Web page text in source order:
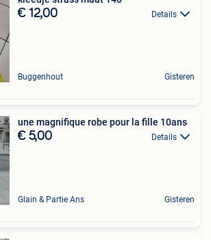
€ 12,00 Details
Buggenhout Gisteren
une magnifique robe pour la fille 10ans
€ 5,00 Details
Glain & Partie Ans Gisteren